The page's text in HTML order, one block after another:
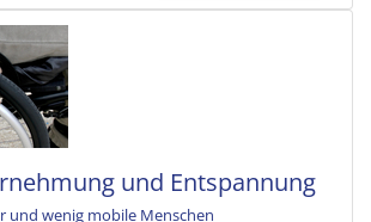
und Entspannung
und wenig mobile Menschen